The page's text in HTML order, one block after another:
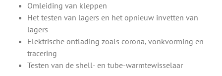
Omleiding van kleppen
Het testen van lagers en het opnieuw invetten van
lagers
Elektrische ontlading zoals corona, vonkvorming en
tracering
Testen van de shell- en tube-warmtewisselaar